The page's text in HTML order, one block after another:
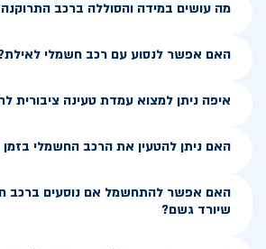
מה עושים במידה והסוללה ברכב
האם אפשר לנסוע עם רכב חשמלי
איפה ניתן למצוא עמדת טעינה ציבורית
האם ניתן להטעין את הרכב החשמלי
האם אפשר להתחשמל אם נוסעים ברכב
שיורד גשם?